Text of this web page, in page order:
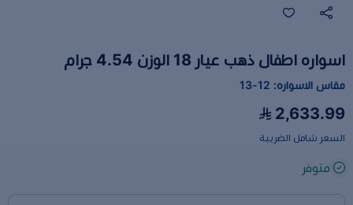
اسواره اطفال ذهب عيار 18 الوزن 4.54 جرام
مقاس الاسواره: 12-13
2,633.99
السعر شامل الضريبة
متوفر